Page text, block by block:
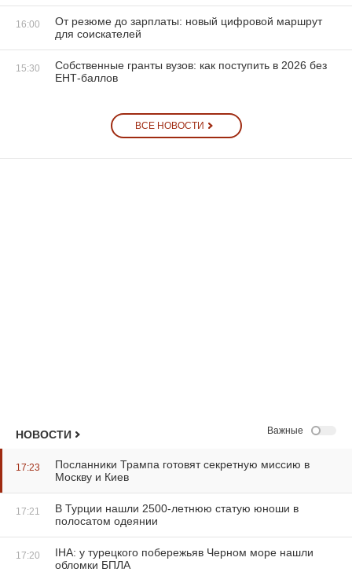
16:00
От резюме до зарплаты: новый цифровой маршрут
для соискателей
15:30
Собственные гранты вузов: как поступить в 2026 без
ЕНТ-баллов
ВСЕ НОВОСТИ
НОВОСТИ Важные
17:23
Посланники Трампа готовят секретную миссию в
Москву и Киев
17:21
В Турции нашли 2500-летнюю статую юноши в
полосатом одеянии
17:20
IHA: у турецкого побережьяв Черном море нашли
обломки БПЛА